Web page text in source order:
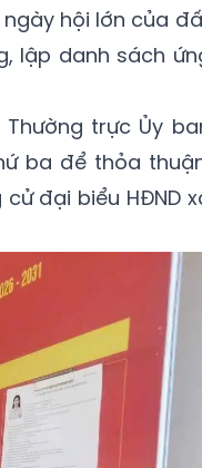
hội lớn của
lập danh sách
Thường trực Ủy
ba để thỏa
đại biểu HĐND